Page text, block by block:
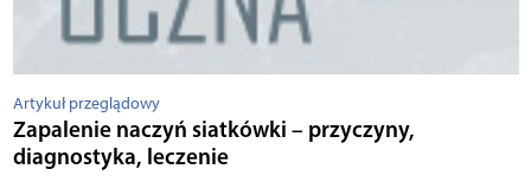
Artykuł przeglądowy
Zapalenie naczyń siatkówki – przyczyny,
diagnostyka, leczenie